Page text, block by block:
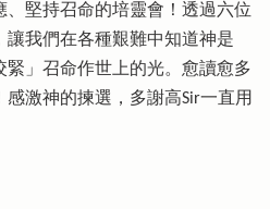
、堅持召命的培靈會！透過六位
讓我們在各種艱難中知道神是
」召命作世上的光。愈讀愈多
激神的揀選，多謝高Sir一直用